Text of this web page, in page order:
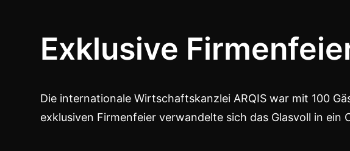
Exklusive
Die internationale Wirtschaftskanzlei ARQIS war mit 100
exklusiven Firmenfeier verwandelte sich das Glasvoll in